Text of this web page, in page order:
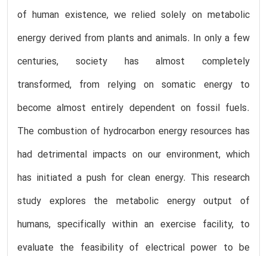
of human existence, we relied solely on metabolic
energy derived from plants and animals. In only a few
centuries, society has almost completely
transformed, from relying on somatic energy to
become almost entirely dependent on fossil fuels.
The combustion of hydrocarbon energy resources has
had detrimental impacts on our environment, which
has initiated a push for clean energy. This research
study explores the metabolic energy output of
humans, specifically within an exercise facility, to
evaluate the feasibility of electrical power to be